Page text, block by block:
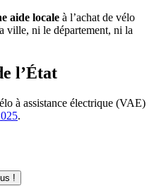
aide locale à l’achat de vélo
ville, ni le département, ni la
l’État
à assistance électrique (VAE)
.
!